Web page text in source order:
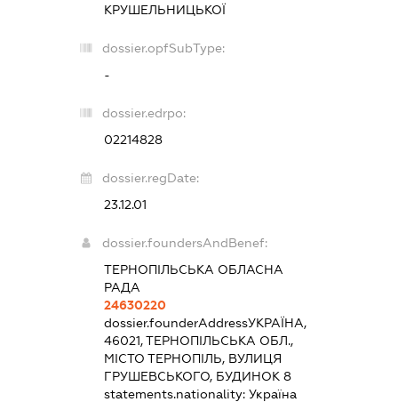
КРУШЕЛЬНИЦЬКОЇ
dossier.opfSubType:
-
dossier.edrpo:
02214828
dossier.regDate:
23.12.01
dossier.foundersAndBenef:
ТЕРНОПІЛЬСЬКА ОБЛАСНА
РАДА
24630220
dossier.founderAddressУКРАЇНА,
46021, ТЕРНОПІЛЬСЬКА ОБЛ.,
МІСТО ТЕРНОПІЛЬ, ВУЛИЦЯ
ГРУШЕВСЬКОГО, БУДИНОК 8
statements.nationality:Україна